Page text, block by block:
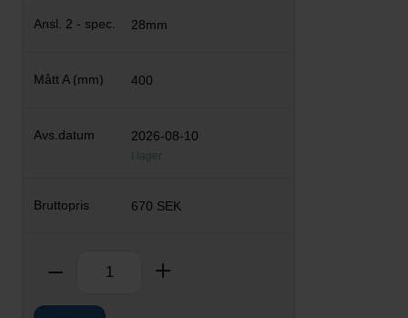
28mm
400
2026-08-10
I lager
670 SEK
Ta bort